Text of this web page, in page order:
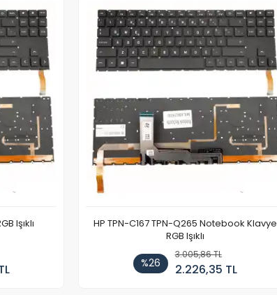
Işıklı
HP TPN-C167 TPN-Q265 Notebook Klavye
RGB Işıklı
%26
3.005,86 TL
2.226,35 TL